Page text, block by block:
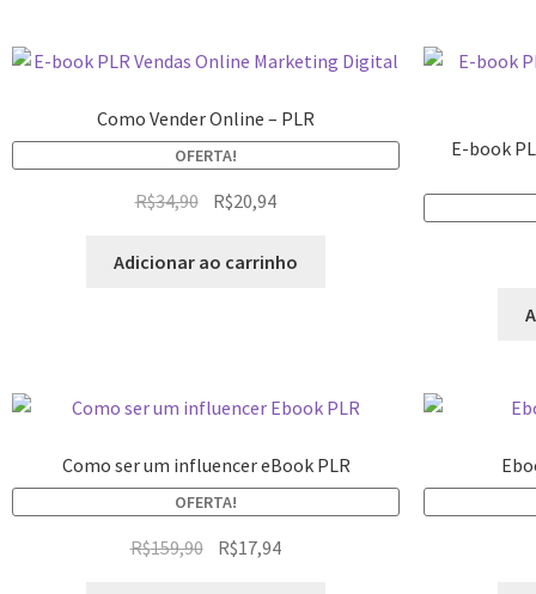
Como Vender Online – PLR
OFERTA!
R$34,90 R$20,94
Adicionar ao carrinho
E-book
Como ser um influencer eBook PLR
OFERTA!
R$159,90 R$17,94